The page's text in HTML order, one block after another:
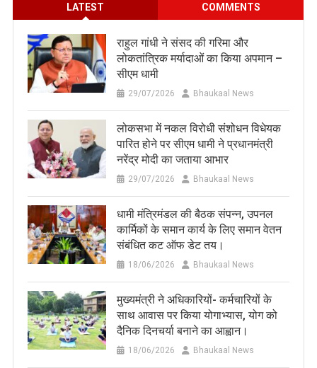
LATEST COMMENTS
राहुल गांधी ने संसद की गरिमा और
लोकतांत्रिक मर्यादाओं का किया अपमान –
सीएम धामी
29/07/2026 Bhaukaal News
लोकसभा में नकल विरोधी संशोधन विधेयक
पारित होने पर सीएम धामी ने प्रधानमंत्री
नरेंद्र मोदी का जताया आभार
29/07/2026 Bhaukaal News
धामी मंत्रिमंडल की बैठक संपन्न, उपनल
कार्मिकों के समान कार्य के लिए समान वेतन
संबंधित कट ऑफ डेट तय।
18/06/2026 Bhaukaal News
मुख्यमंत्री ने अधिकारियों- कर्मचारियों के
साथ आवास पर किया योगाभ्यास, योग को
दैनिक दिनचर्या बनाने का आह्वान।
18/06/2026 Bhaukaal News